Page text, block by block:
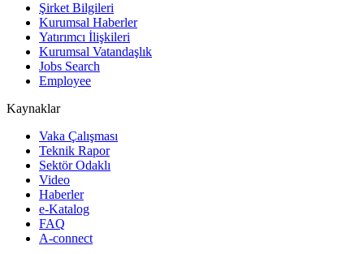
Şirket Bilgileri
Kurumsal Haberler
Yatırımcı İlişkileri
Kurumsal Vatandaşlık
Jobs Search
Employee
Kaynaklar
Vaka Çalışması
Teknik Rapor
Sektör Odaklı
Video
Haberler
e-Katalog
FAQ
A-connect